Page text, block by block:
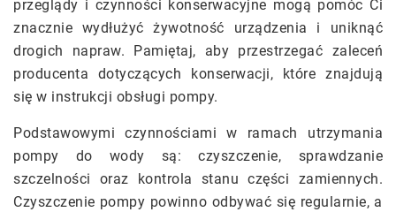
przeglądy i czynności konserwacyjne mogą pomóc Ci
znacznie wydłużyć żywotność urządzenia i uniknąć
drogich napraw. Pamiętaj, aby przestrzegać zaleceń
producenta dotyczących konserwacji, które znajdują
się w instrukcji obsługi pompy.
Podstawowymi czynnościami w ramach utrzymania
pompy do wody są: czyszczenie, sprawdzanie
szczelności oraz kontrola stanu części zamiennych.
Czyszczenie pompy powinno odbywać się regularnie, a